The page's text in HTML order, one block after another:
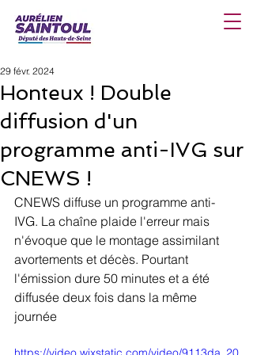
Honteux ! Double
diffusion d'un
programme anti-IVG sur
CNEWS !
29 févr. 2024
CNEWS diffuse un programme anti-
IVG. La chaîne plaide l'erreur mais
n'évoque que le montage assimilant
avortements et décès. Pourtant
l'émission dure 50 minutes et a été
diffusée deux fois dans la même
journée